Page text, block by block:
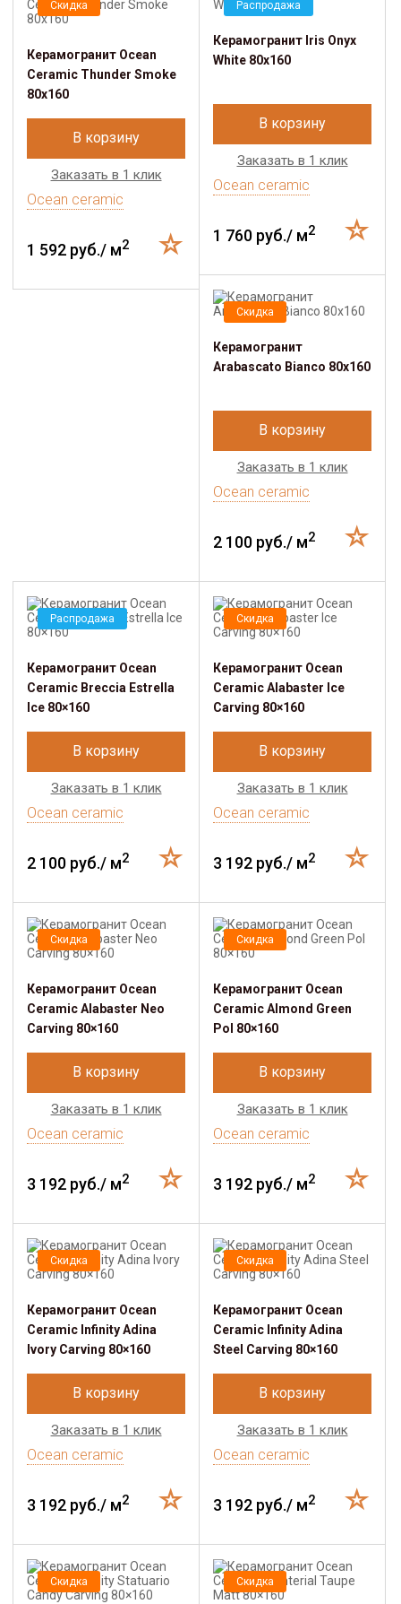
Скидка
Керамогранит Ocean
Ceramic Thunder Smoke
80x160
В корзину
Заказать в 1 клик
Ocean ceramic
1 592 руб./ м2
Распродажа
Керамогранит Iris Onyx
White 80x160
В корзину
Заказать в 1 клик
Ocean ceramic
1 760 руб./ м2
Скидка
Керамогранит
Arabascato Bianco 80x160
В корзину
Заказать в 1 клик
Ocean ceramic
2 100 руб./ м2
Распродажа
Керамогранит Ocean
Ceramic Breccia Estrella
Ice 80×160
В корзину
Заказать в 1 клик
Ocean ceramic
2 100 руб./ м2
Скидка
Керамогранит Ocean
Ceramic Alabaster Ice
Carving 80×160
В корзину
Заказать в 1 клик
Ocean ceramic
3 192 руб./ м2
Скидка
Керамогранит Ocean
Ceramic Alabaster Neo
Carving 80×160
В корзину
Заказать в 1 клик
Ocean ceramic
3 192 руб./ м2
Скидка
Керамогранит Ocean
Ceramic Almond Green
Pol 80×160
В корзину
Заказать в 1 клик
Ocean ceramic
3 192 руб./ м2
Скидка
Керамогранит Ocean
Ceramic Infinity Adina
Ivory Carving 80×160
В корзину
Заказать в 1 клик
Ocean ceramic
3 192 руб./ м2
Скидка
Керамогранит Ocean
Ceramic Infinity Adina
Steel Carving 80×160
В корзину
Заказать в 1 клик
Ocean ceramic
3 192 руб./ м2
Скидка Скидка